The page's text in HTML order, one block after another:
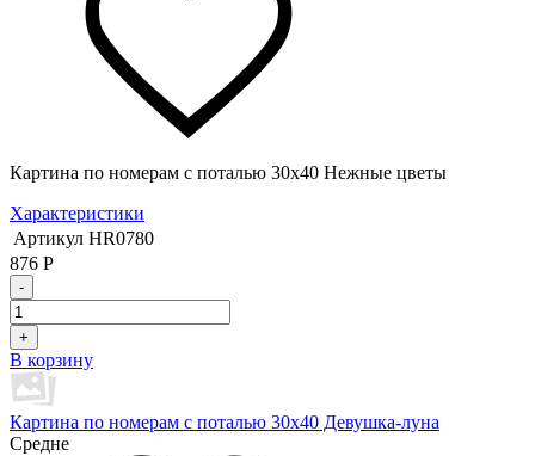
Картина по номерам с поталью 30х40 Нежные цветы
Характеристики
Артикул HR0780
876 Р
-
+
В корзину
Картина по номерам с поталью 30х40 Девушка-луна
Средне